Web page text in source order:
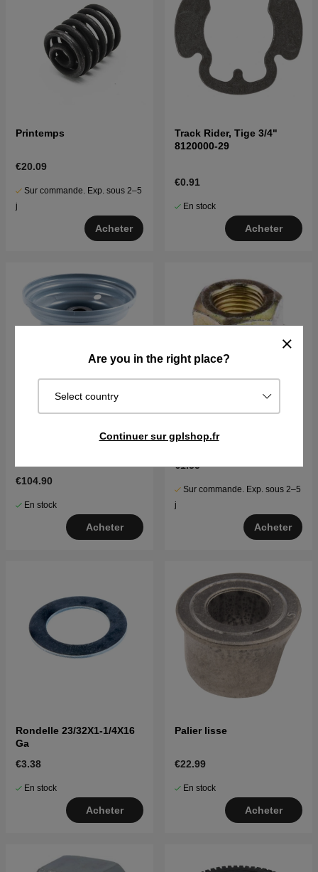
Are you in the right place?
Select country
Continuer sur gplshop.fr
Printemps
€20.09
Sur commande. Exp. sous 2–5
j
Acheter
Track Rider, Tige 3/4"
8120000-29
€0.91
En stock
Acheter
€104.90
En stock
Acheter
Écrou hexagonal 9/16-18
x 1,010 po
€1.55
Sur commande. Exp. sous 2–5
j
Acheter
Rondelle 23/32X1-1/4X16
Ga
€3.38
En stock
Acheter
Palier lisse
€22.99
En stock
Acheter